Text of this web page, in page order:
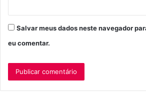
Salvar meus dados neste navegador
eu comentar.